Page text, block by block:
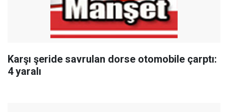
Karşı şeride savrulan dorse otomobile çarptı:
4 yaralı